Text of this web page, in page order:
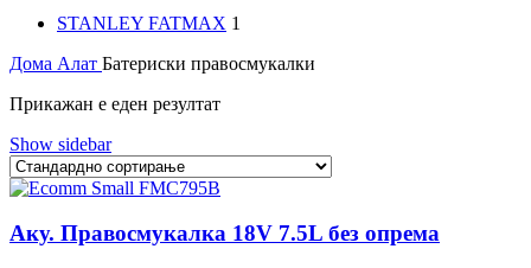
STANLEY FATMAX 1
Дома Алат Батериски правосмукалки
Прикажан е еден резултат
Show sidebar
Аку. Правосмукалка 18V 7.5L без опрема